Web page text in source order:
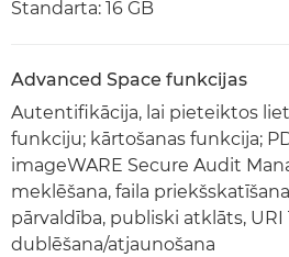
Standarta: 16 GB
Advanced Space funkcijas
Autentifikācija, lai pieteiktos
funkciju; kārtošanas funkcija;
imageWARE Secure Audit
meklēšana, faila
pārvaldība, publiski atklāts, URI
dublēšana/atjaunošana